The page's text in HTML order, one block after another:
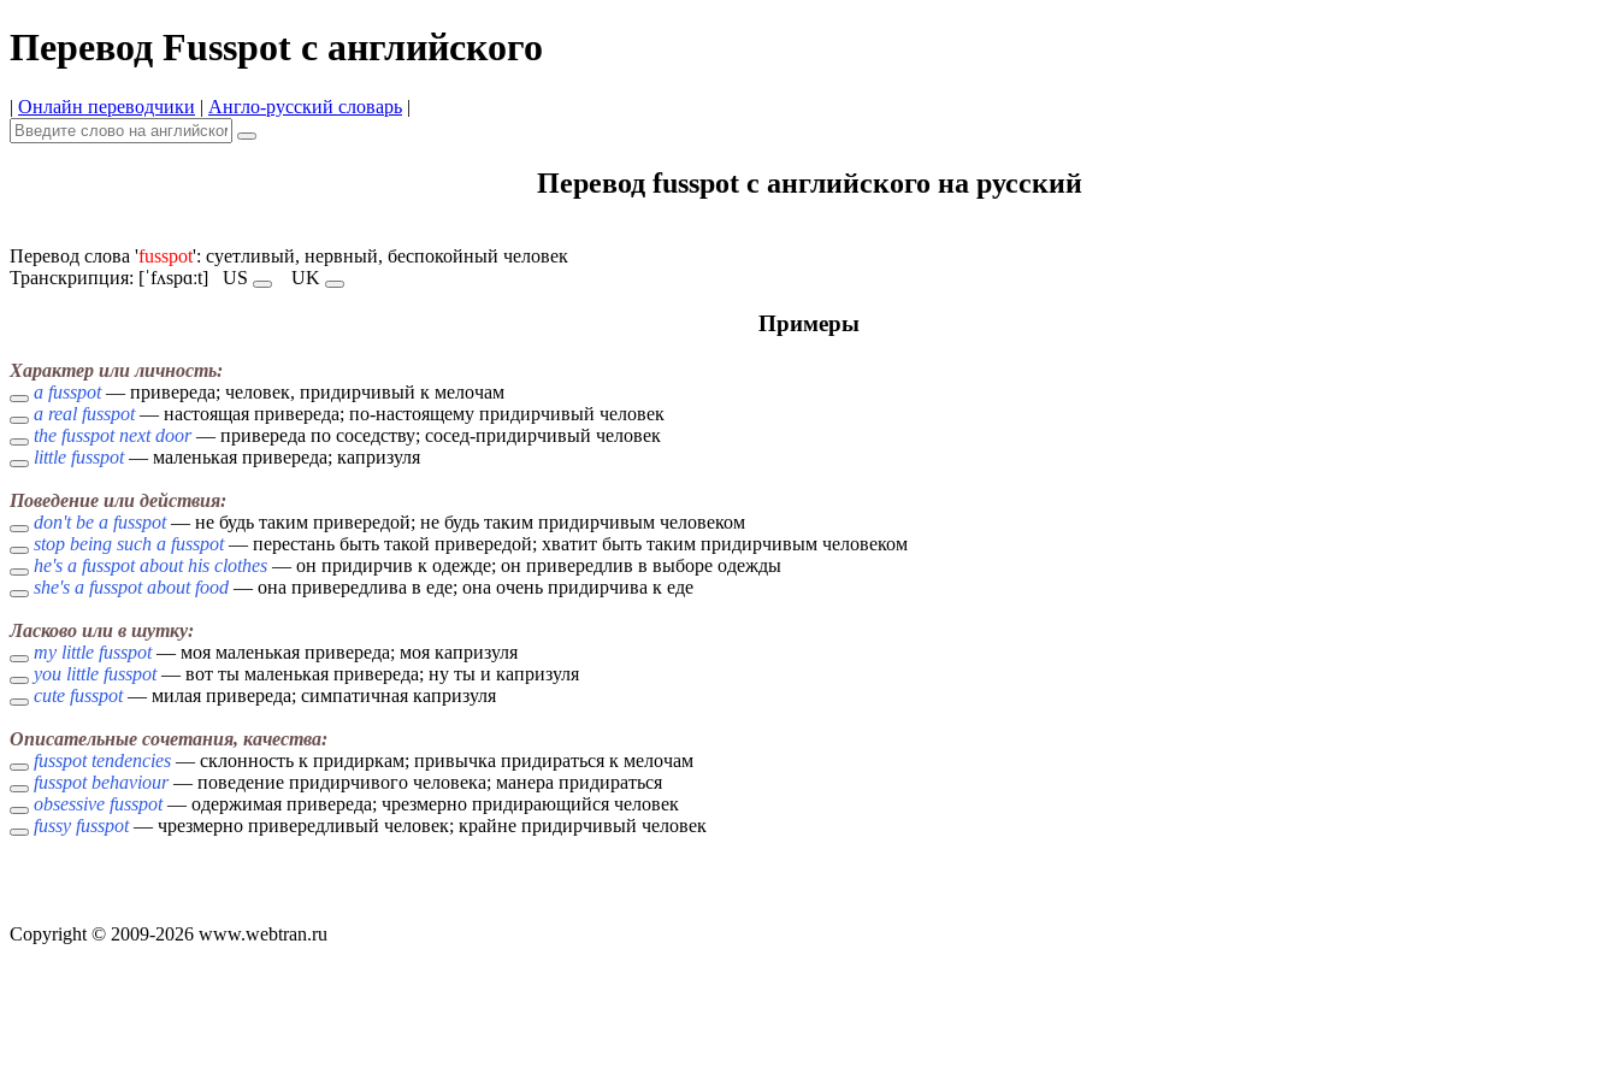
Перевод Fusspot с английского
| Онлайн переводчики | Англо-русский словарь |
Перевод fusspot с английского на русский
Перевод слова 'fusspot': суетливый, нервный, беспокойный человек
Транскрипция: [ˈfʌspɑːt] US UK
Примеры
Характер или личность:
a fusspot— привереда; человек, придирчивый к мелочам
a real fusspot— настоящая привереда; по-настоящему придирчивый человек
the fusspot next door— привереда по соседству; сосед-придирчивый человек
little fusspot— маленькая привереда; капризуля
Поведение или действия:
don't be a fusspot— не будь таким привередой; не будь таким придирчивым человеком
stop being such a fusspot— перестань быть такой привередой; хватит быть таким придирчивым человеком
he's a fusspot about his clothes — он придирчив к одежде; он привередлив в выборе одежды
she's a fusspot about food — она привередлива в еде; она очень придирчива к еде
Ласково или в шутку:
my little fusspot— моя маленькая привереда; моя капризуля
you little fusspot— вот ты маленькая привереда; ну ты и капризуля
cute fusspot— милая привереда; симпатичная капризуля
Описательные сочетания, качества:
fusspot tendencies — склонность к придиркам; привычка придираться к мелочам
fusspot behaviour— поведение придирчивого человека; манера придираться
obsessive fusspot— одержимая привереда; чрезмерно придирающийся человек
fussy fusspot— чрезмерно привередливый человек; крайне придирчивый человек
Copyright © 2009-2026 www.webtran.ru